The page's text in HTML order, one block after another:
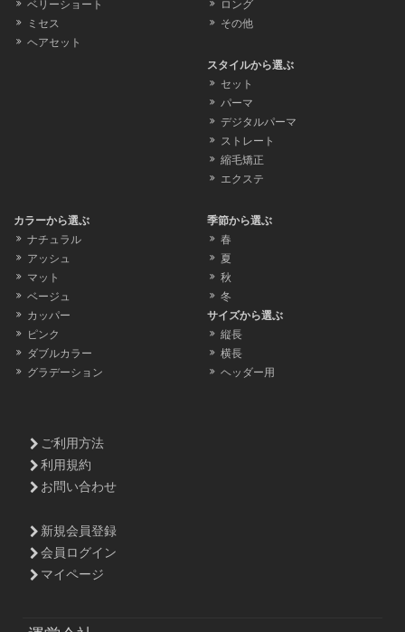
ベリーショート
ミセス
ヘアセット
ロング
その他
スタイルから選ぶ
セット
パーマ
デジタルパーマ
ストレート
縮毛矯正
エクステ
カラーから選ぶ
ナチュラル
アッシュ
マット
ベージュ
カッパー
ピンク
ダブルカラー
グラデーション
季節から選ぶ
春
夏
秋
冬
サイズから選ぶ
縦長
横長
ヘッダー用
ご利用方法
利用規約
お問い合わせ
新規会員登録
会員ログイン
マイページ